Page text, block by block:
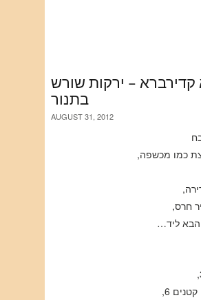
– ירקות שורש
בתנור
AUGUST 31, 2012
כמו מכשפה,
חרס,
ליד…
6,